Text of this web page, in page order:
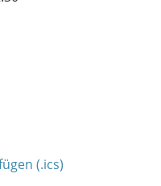
(.ics)